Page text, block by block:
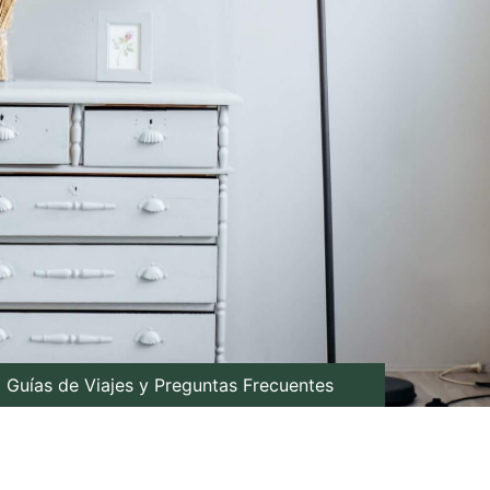
Guías de Viajes y Preguntas Frecuentes